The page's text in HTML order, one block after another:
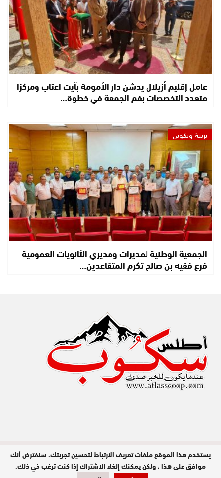
عامل إقليم أزيلال يدشن دار الأمومة بآيت اعتاب ومركزا
متعدد التخصصات بفم الجمعة في خطوة…
تربية وتكوين
الجمعية الوطنية لمديرات ومديري الثانويات العمومية
فرع فقيه بن صالح تكرم المتقاعدين…
مدير النشر : عبد الله عزي / جميع الحقوق
محفوظة © 2026
يستخدم هذا الموقع ملفات تعريف الارتباط لتحسين تجربتك. سنفترض أنك
موافق على هذا ، ولكن يمكنك إلغاء الاشتراك إذا كنت ترغب في ذلك.